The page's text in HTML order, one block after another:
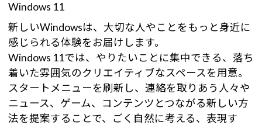
Windows 11
新しいWindowsは、大切な人やことをもっと身近に
感じられる体験をお届けします。
Windows 11では、やりたいことに集中できる、落ち
着いた雰囲気のクリエイティブなスペースを用意。
スタートメニューを刷新し、連絡を取りあう人々や
ニュース、ゲーム、コンテンツとつながる新しい方
法を提案することで、ごく自然に考える、表現す